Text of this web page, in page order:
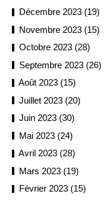
Décembre 2023 (19)
Novembre 2023 (15)
Octobre 2023 (28)
Septembre 2023 (26)
Août 2023 (15)
Juillet 2023 (20)
Juin 2023 (30)
Mai 2023 (24)
Avril 2023 (28)
Mars 2023 (19)
Février 2023 (15)